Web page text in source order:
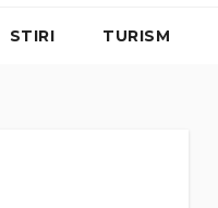
STIRI TURISM